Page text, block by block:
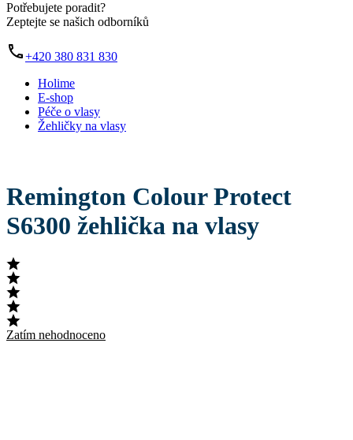
Potřebujete poradit?
Zeptejte se našich odborníků
+420 380 831 830
Holime
E-shop
Péče o vlasy
Žehličky na vlasy
Remington Colour Protect
S6300 žehlička na vlasy
Zatím nehodnoceno